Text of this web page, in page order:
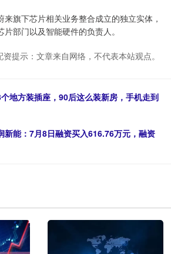
旗下芯片相关业务整合成立的独立实体，
部门以及智能硬件的负责人。
提示：文章来自网络，不代表本站观点。
地方装插座，90后这么装新房，手机走到
新能：7月8日融资买入616.76万元，融资